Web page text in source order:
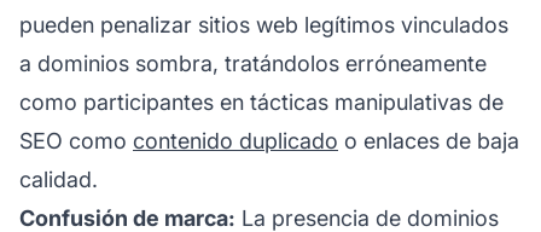
pueden penalizar sitios web legítimos vinculados
a dominios sombra, tratándolos erróneamente
como participantes en tácticas manipulativas de
SEO como contenido duplicado o enlaces de baja
calidad.
Confusión de marca: La presencia de dominios